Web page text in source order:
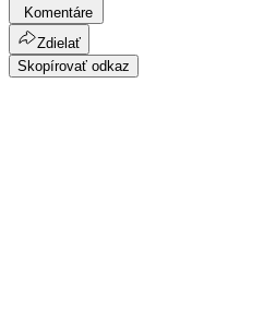
Komentáre
Zdielať
Skopírovať odkaz